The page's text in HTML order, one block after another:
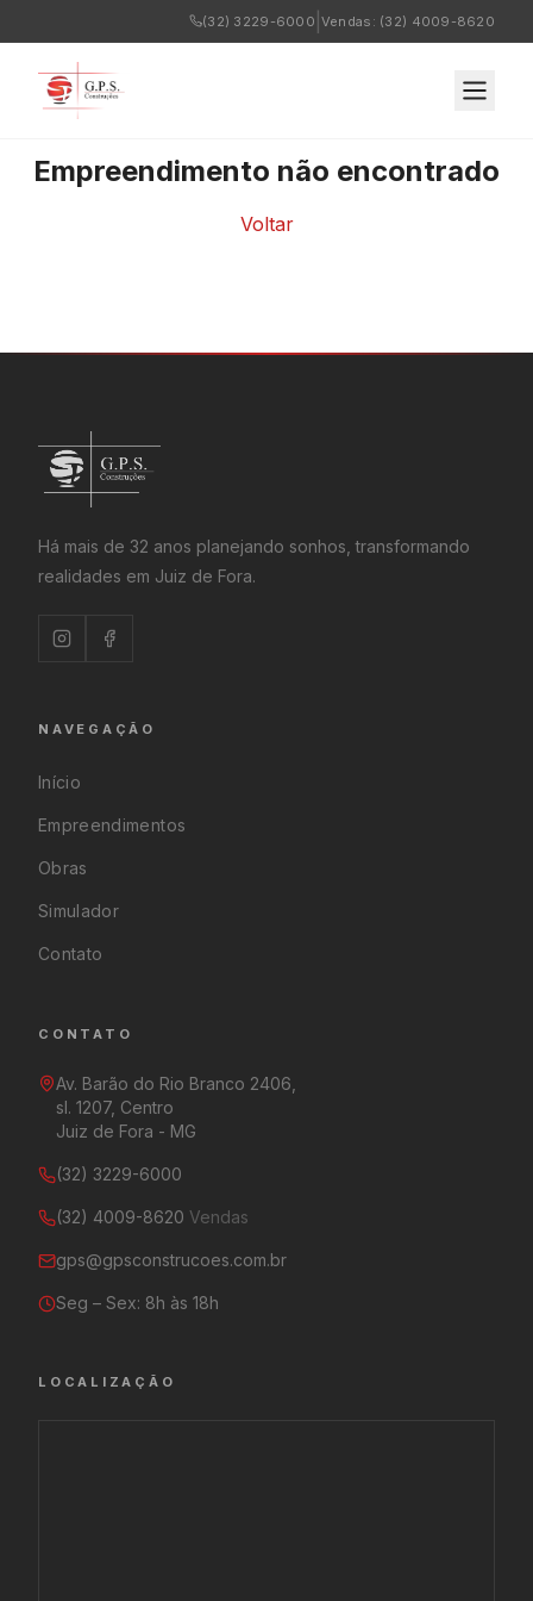
(32) 3229-6000 Vendas: (32) 4009-8620
Empreendimento não encontrado
Voltar
Há mais de 32 anos planejando sonhos, transformando
realidades em Juiz de Fora.
NAVEGAÇÃO
Início
Empreendimentos
Obras
Simulador
Contato
CONTATO
Av. Barão do Rio Branco 2406,
sl. 1207, Centro
Juiz de Fora - MG
(32) 3229-6000
(32) 4009-8620 Vendas
gps@gpsconstrucoes.com.br
Seg – Sex: 8h às 18h
LOCALIZAÇÃO